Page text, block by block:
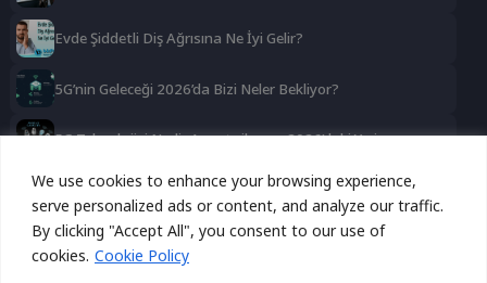
We use cookies to enhance your browsing experience,
serve personalized ads or content, and analyze our traffic.
By clicking "Accept All", you consent to our use of
cookies. Cookie Policy
Evde Şiddetli Diş Ağrısına Ne İyi Gelir?
5G’nin Geleceği 2026’da Bizi Neler Bekliyor?
5G Teknolojisi Nedir Avantajları ve 2026’daki Yeri
Sosyal Medya
Instagram Twitter
LinkedIn
Bu site, kullanıcı deneyimini geliştirmek için çerezleri
kullanmaktadır. Devam ederek bu çerezleri kabul etmiş
olursunuz.
Reklamı Gizle